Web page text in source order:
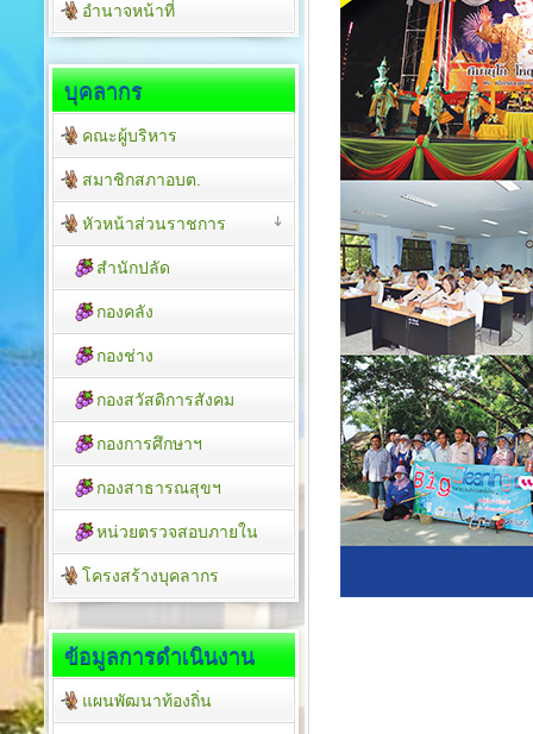
อำนาจหน้าที่
บุคลากร
คณะผู้บริหาร
สมาชิกสภาอบต.
หัวหน้าส่วนราชการ
สำนักปลัด
กองคลัง
กองช่าง
กองสวัสดิการสังคม
กองการศึกษาฯ
กองสาธารณสุขฯ
หน่วยตรวจสอบภายใน
โครงสร้างบุคลากร
ข้อมูลการดำเนินงาน
แผนพัฒนาท้องถิ่น